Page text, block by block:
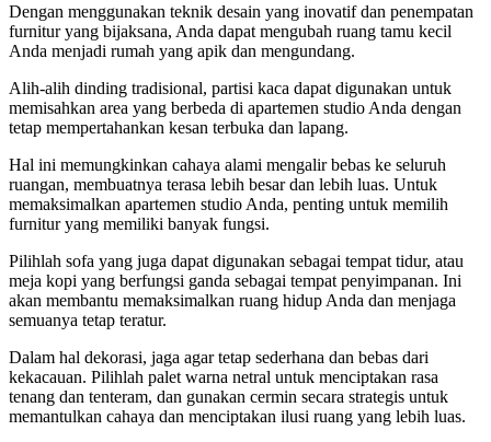
Dengan menggunakan teknik desain yang inovatif dan penempatan
furnitur yang bijaksana, Anda dapat mengubah ruang tamu kecil
Anda menjadi rumah yang apik dan mengundang.
Alih-alih dinding tradisional, partisi kaca dapat digunakan untuk
memisahkan area yang berbeda di apartemen studio Anda dengan
tetap mempertahankan kesan terbuka dan lapang.
Hal ini memungkinkan cahaya alami mengalir bebas ke seluruh
ruangan, membuatnya terasa lebih besar dan lebih luas. Untuk
memaksimalkan apartemen studio Anda, penting untuk memilih
furnitur yang memiliki banyak fungsi.
Pilihlah sofa yang juga dapat digunakan sebagai tempat tidur, atau
meja kopi yang berfungsi ganda sebagai tempat penyimpanan. Ini
akan membantu memaksimalkan ruang hidup Anda dan menjaga
semuanya tetap teratur.
Dalam hal dekorasi, jaga agar tetap sederhana dan bebas dari
kekacauan. Pilihlah palet warna netral untuk menciptakan rasa
tenang dan tenteram, dan gunakan cermin secara strategis untuk
memantulkan cahaya dan menciptakan ilusi ruang yang lebih luas.